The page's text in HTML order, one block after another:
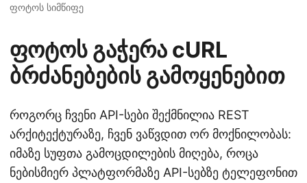
ფოტოს სიმწიფე
ფოტოს გაჭერა cURL
ბრძანებების გამოყენებით
როგორც ჩვენი API-სები შექმნილია REST
არქიტექტურაზე, ჩვენ ვაწვდით ორ მოქნილობას:
იმაზე სუფთა გამოცდილების მიღება, როცა
ნებისმიერ პლატფორმაზე API-სებზე ტელეფონით